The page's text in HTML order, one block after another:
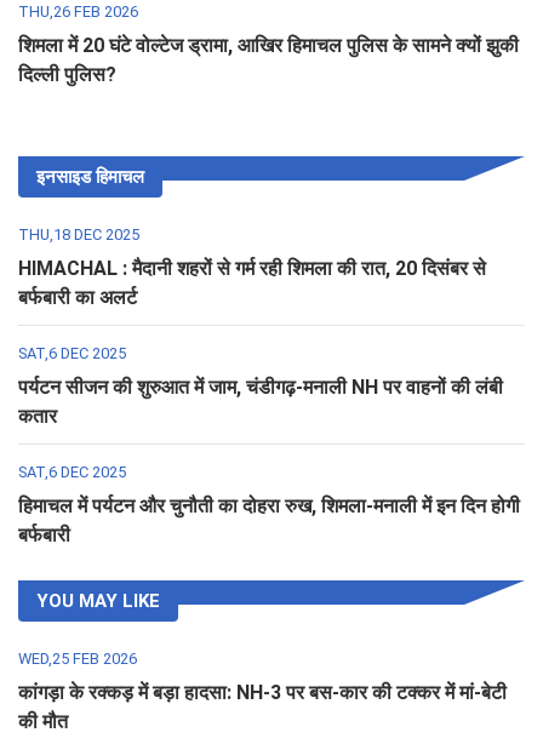
THU,26 FEB 2026
शिमला में 20 घंटे वोल्टेज ड्रामा, आखिर हिमाचल पुलिस के सामने क्यों झुकी
दिल्ली पुलिस?
इनसाइड हिमाचल
THU,18 DEC 2025
HIMACHAL : मैदानी शहरों से गर्म रही शिमला की रात, 20 दिसंबर से
बर्फबारी का अलर्ट
SAT,6 DEC 2025
पर्यटन सीजन की शुरुआत में जाम, चंडीगढ़-मनाली NH पर वाहनों की लंबी
कतार
SAT,6 DEC 2025
हिमाचल में पर्यटन और चुनौती का दोहरा रुख, शिमला-मनाली में इन दिन होगी
बर्फबारी
YOU MAY LIKE
WED,25 FEB 2026
कांगड़ा के रक्कड़ में बड़ा हादसा: NH-3 पर बस-कार की टक्कर में मां-बेटी
की मौत